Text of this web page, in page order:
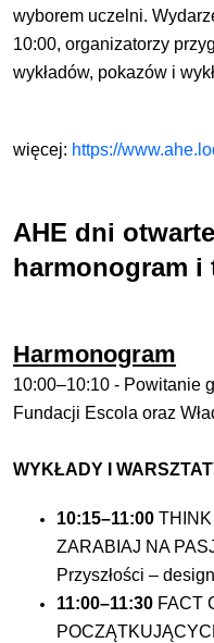
wyborem uczelni.
10:00, organizatorzy
wykładów, pokazów i
więcej: https://
AHE dni
harmonogram i
Harmonogram
10:00–10:10 - Powitanie
Fundacji Escola oraz
WYKŁADY I
10:15–11:00 THINK
ZARABIAJ NA
Przyszłości –
11:00–11:30 FACT